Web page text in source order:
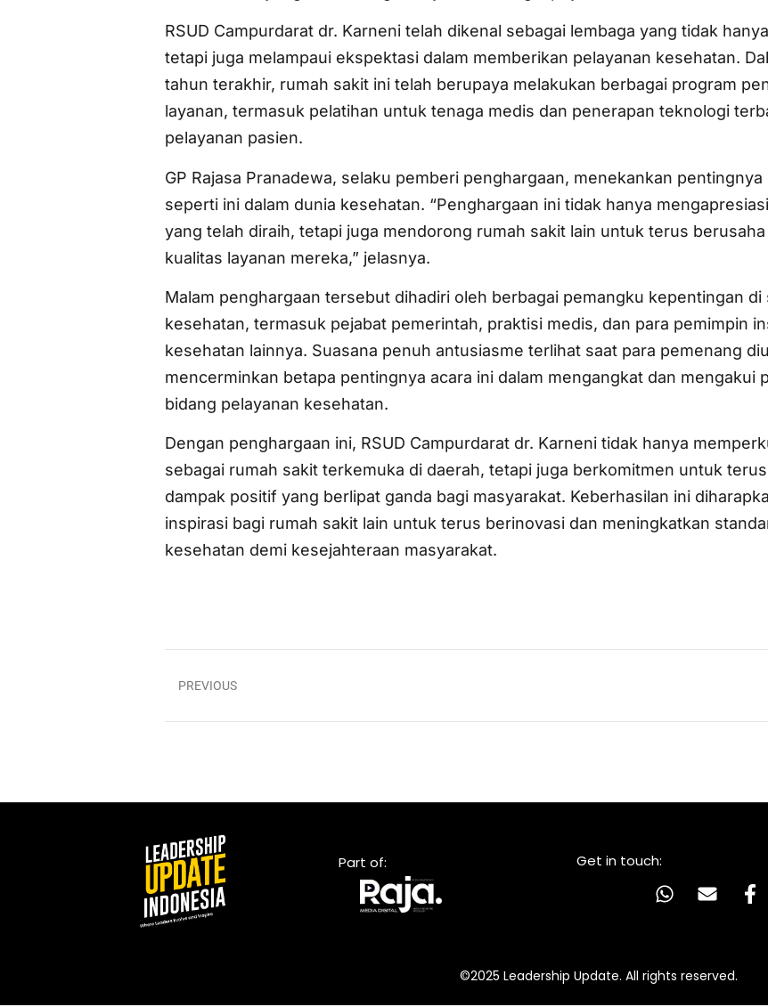
RSUD Campurdarat dr. Karneni telah dikenal sebagai lembaga yang tidak
tetapi juga melampaui ekspektasi dalam memberikan pelayanan kesehatan.
tahun terakhir, rumah sakit ini telah berupaya melakukan berbagai program
layanan, termasuk pelatihan untuk tenaga medis dan penerapan teknologi
pelayanan pasien.
GP Rajasa Pranadewa, selaku pemberi penghargaan, menekankan pentingnya
seperti ini dalam dunia kesehatan. “Penghargaan ini tidak hanya
yang telah diraih, tetapi juga mendorong rumah sakit lain untuk terus
kualitas layanan mereka,” jelasnya.
Malam penghargaan tersebut dihadiri oleh berbagai pemangku kepentingan di
kesehatan, termasuk pejabat pemerintah, praktisi medis, dan para pemimpin
kesehatan lainnya. Suasana penuh antusiasme terlihat saat para pemenang
mencerminkan betapa pentingnya acara ini dalam mengangkat dan mengakui
bidang pelayanan kesehatan.
Dengan penghargaan ini, RSUD Campurdarat dr. Karneni tidak hanya
sebagai rumah sakit terkemuka di daerah, tetapi juga berkomitmen untuk
dampak positif yang berlipat ganda bagi masyarakat. Keberhasilan ini
inspirasi bagi rumah sakit lain untuk terus berinovasi dan meningkatkan
kesehatan demi kesejahteraan masyarakat.
PREVIOUS
Part of: Get in touch:
©2025 Leadership Update. All rights reserved.